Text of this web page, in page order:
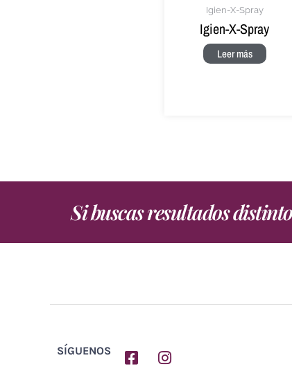
Igien-X-Spray
Igien-X-Spray
Leer más
Si buscas resultados
SÍGUENOS